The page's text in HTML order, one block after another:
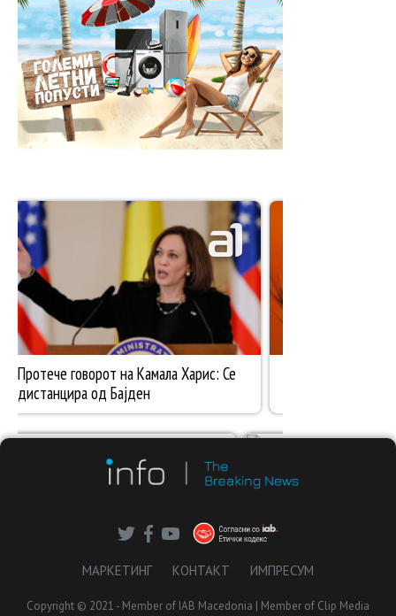
МАРКЕТИНГ КОНТАКТ ИМПРЕСУМ
Copyright © 2021 - Member of IAB Macedonia | Member of Clip Media